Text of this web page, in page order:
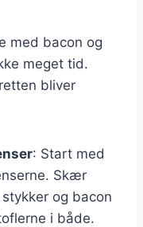
med bacon og
meget tid.
bliver
: Start med
Skær
og bacon
i både.